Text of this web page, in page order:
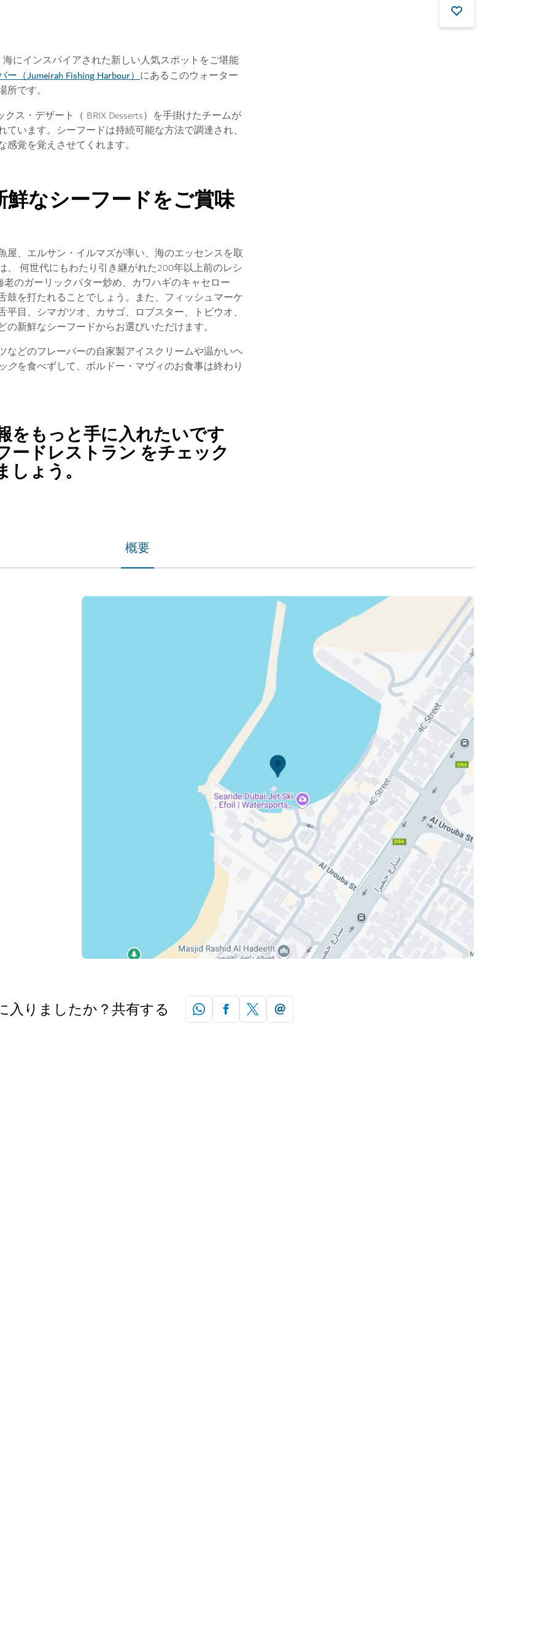
にインスパイアされた新しい人気スポットをご堪能
（Jumeirah Fishing Harbour）にあるこのウォーター
です。
ス・デザート（ BRIX Desserts）を手掛けたチームが
います。シーフードは持続可能な方法で調達され、
覚を覚えさせてくれます。
なシーフードをご賞味
、エルサン・イルマズが率い、海のエッセンスを取
何世代にもわたり引き継がれた200年以上前のレシ
のガーリックバター炒め、カワハギのキャセロー
を打たれることでしょう。また、フィッシュマーケ
目、シマガツオ、カサゴ、ロブスター、トビウオ、
新鮮なシーフードからお選びいただけます。
どのフレーバーの自家製アイスクリームや温かいヘ
クを食べずして、ボルドー・マヴィのお食事は終わり
をもっと手に入れたいです
ードレストラン をチェック
ょう。
概要
入りましたか？共有する